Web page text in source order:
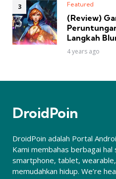
Featured
(Review)
Langkah
4 years ago
DroidPoin
DroidPoin adalah Portal
Kami membahas berbagai
smartphone, tablet,
memudahkan hidup. We’re